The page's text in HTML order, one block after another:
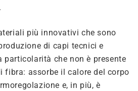
più innovativi che sono
di capi tecnici e
particolarità che non è presente
fibra: assorbe il calore del corpo
e, in più, è